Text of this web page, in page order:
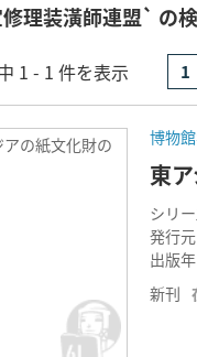
理装潢師連盟` の
1 - 1 件を表示 1
アの紙文化財の
博物
東
シリー
発行元
出版年
新刊